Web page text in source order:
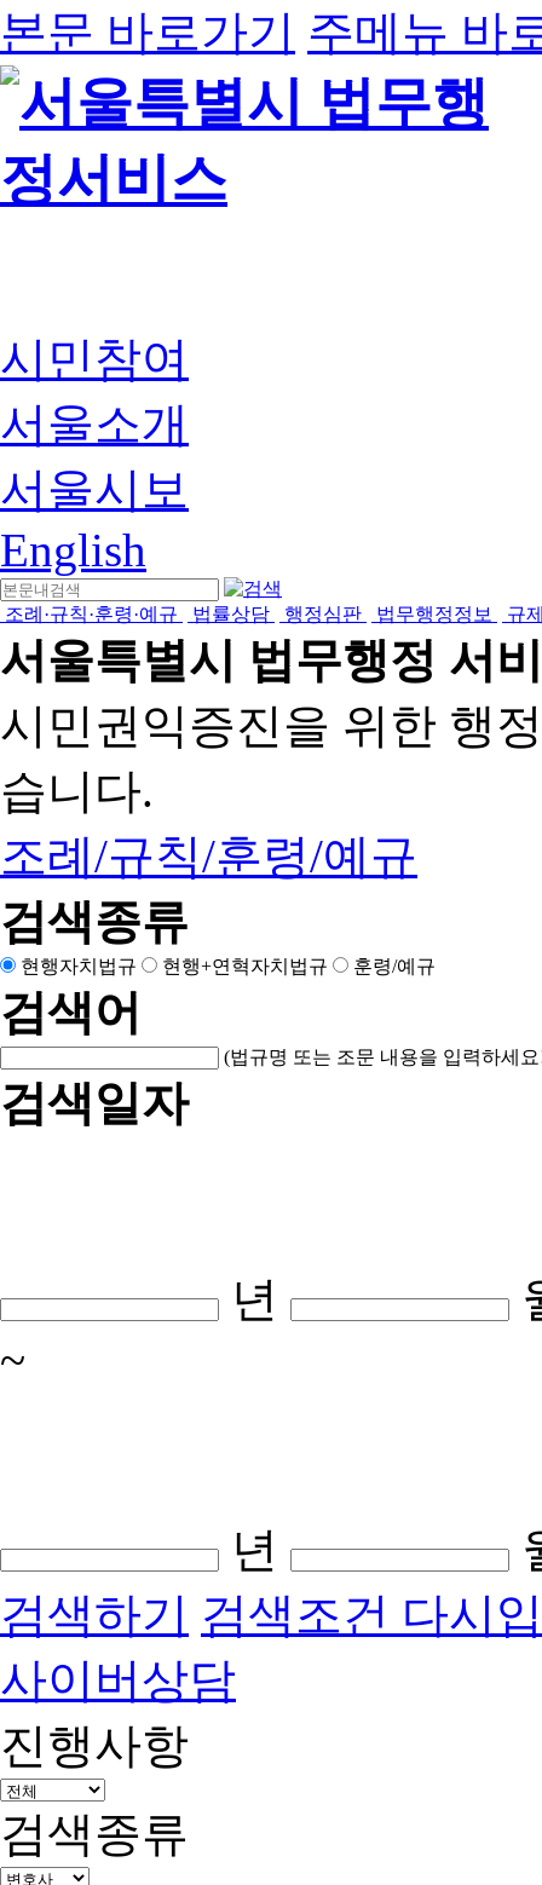
본문 바로가기 주메뉴 바
시민참여
서울소개
서울시보
English
조례·규칙·훈령·예규 법률상담 행정심판 법무행정정보 규
서울특별시 법무행정 서
시민권익증진을 위한 행
습니다.
조례/규칙/훈령/예규
검색종류
현행자치법규 현행+연혁자치법규 훈령/예규
검색어
(법규명 또는 조문 내용을 입력하세
검색일자
년
~
년
검색하기 검색조건 다시
사이버상담
진행사항
검색종류